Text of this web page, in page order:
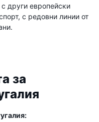
други европейски
с редовни линии от
за